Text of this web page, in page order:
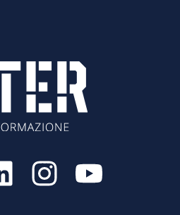
I
n
Y
o